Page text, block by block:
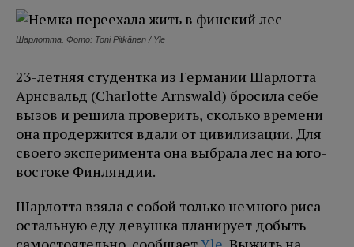
Шарлотта. Фото: Toni Pitkänen / Yle
23-летняя студентка из Германии Шарлотта
Арнсвальд (Charlotte Arnswald) бросила себе
вызов и решила проверить, сколько времени
она продержится вдали от цивилизации. Для
своего эксперимента она выбрала лес на юго-
востоке Финляндии.
Шарлотта взяла с собой только немного риса -
остальную еду девушка планирует добыть